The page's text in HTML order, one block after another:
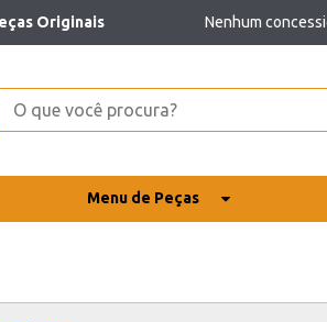
Originais Nenhum
Menu de Peças